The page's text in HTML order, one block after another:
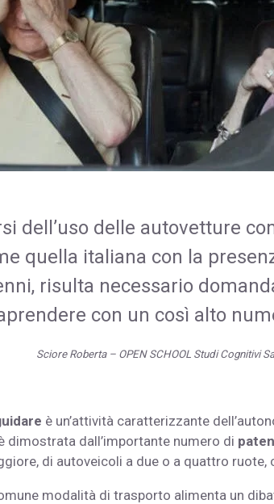
dell’uso delle autovetture
quella italiana con la
risulta necessario
con un così alto
Sciore Roberta – OPEN SCHOOL Studi Cognitivi
è un’attività caratterizzante
dimostrata dall’importante numero di
di autoveicoli a due o a quattro
modalità di trasporto alimenta un